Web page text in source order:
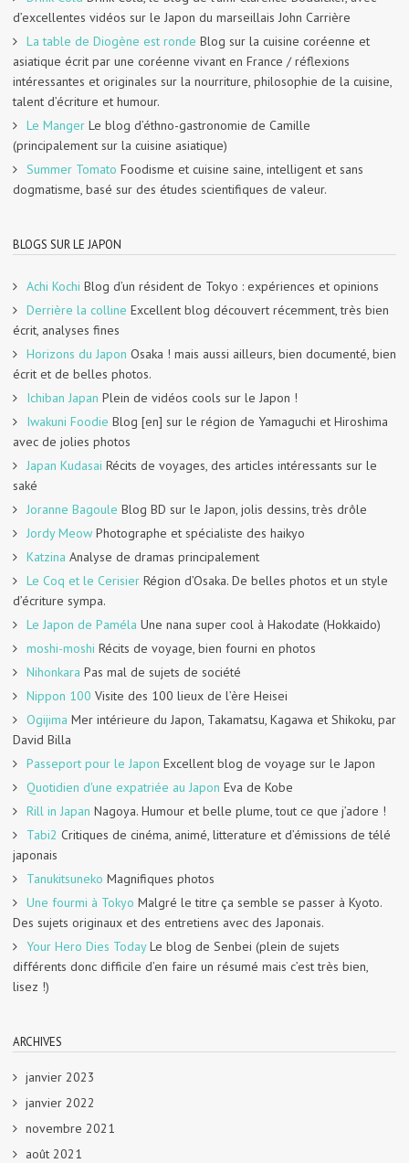
d’excellentes vidéos sur le Japon du marseillais John Carrière
La table de Diogène est ronde Blog sur la cuisine coréenne et
asiatique écrit par une coréenne vivant en France / réflexions
intéressantes et originales sur la nourriture, philosophie de la cuisine,
talent d’écriture et humour.
Le Manger Le blog d’éthno-gastronomie de Camille
(principalement sur la cuisine asiatique)
Summer Tomato Foodisme et cuisine saine, intelligent et sans
dogmatisme, basé sur des études scientifiques de valeur.
BLOGS SUR LE JAPON
Achi Kochi Blog d’un résident de Tokyo : expériences et opinions
Derrière la colline Excellent blog découvert récemment, très bien
écrit, analyses fines
Horizons du Japon Osaka ! mais aussi ailleurs, bien documenté, bien
écrit et de belles photos.
Ichiban Japan Plein de vidéos cools sur le Japon !
Iwakuni Foodie Blog [en] sur le région de Yamaguchi et Hiroshima
avec de jolies photos
Japan Kudasai Récits de voyages, des articles intéressants sur le
saké
Joranne Bagoule Blog BD sur le Japon, jolis dessins, très drôle
Jordy Meow Photographe et spécialiste des haikyo
Katzina Analyse de dramas principalement
Le Coq et le Cerisier Région d’Osaka. De belles photos et un style
d’écriture sympa.
Le Japon de Paméla Une nana super cool à Hakodate (Hokkaido)
moshi-moshi Récits de voyage, bien fourni en photos
Nihonkara Pas mal de sujets de société
Nippon 100 Visite des 100 lieux de l’ère Heisei
Ogijima Mer intérieure du Japon, Takamatsu, Kagawa et Shikoku, par
David Billa
Passeport pour le Japon Excellent blog de voyage sur le Japon
Quotidien d'une expatriée au Japon Eva de Kobe
Rill in Japan Nagoya. Humour et belle plume, tout ce que j’adore !
Tabi2 Critiques de cinéma, animé, litterature et d’émissions de télé
japonais
Tanukitsuneko Magnifiques photos
Une fourmi à Tokyo Malgré le titre ça semble se passer à Kyoto.
Des sujets originaux et des entretiens avec des Japonais.
Your Hero Dies TodayLe blog de Senbei (plein de sujets
différents donc difficile d’en faire un résumé mais c’est très bien,
lisez !)
ARCHIVES
janvier 2023
janvier 2022
novembre 2021
août 2021